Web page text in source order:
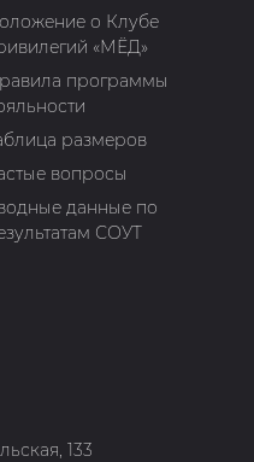
о Клубе
«МЁД»
программы
размеров
вопросы
данные по
СОУТ
133